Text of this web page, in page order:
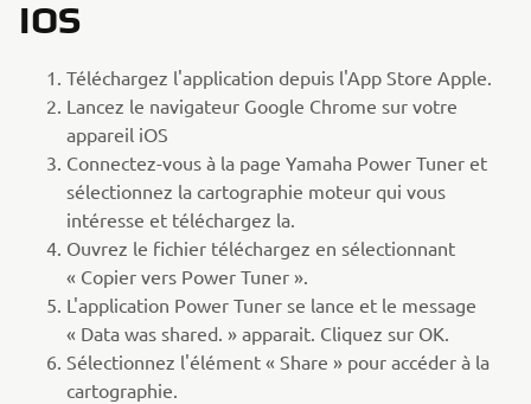
IOS
Téléchargez l'application depuis l'App Store Apple.
Lancez le navigateur Google Chrome sur votre
appareil iOS
Connectez-vous à la page Yamaha Power Tuner et
sélectionnez la cartographie moteur qui vous
intéresse et téléchargez la.
Ouvrez le fichier téléchargez en sélectionnant
« Copier vers Power Tuner ».
L'application Power Tuner se lance et le message
« Data was shared. » apparait. Cliquez sur OK.
Sélectionnez l'élément « Share » pour accéder à la
cartographie.